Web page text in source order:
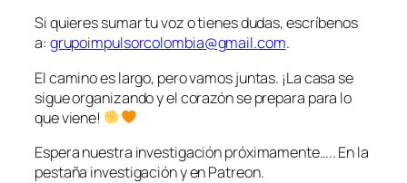
Si quieres sumar tu voz o tienes dudas, escríbenos
a: grupoimpulsorcolombia@gmail.com.
El camino es largo, pero vamos juntas. ¡La casa se
sigue organizando y el corazón se prepara para lo
que viene!
Espera nuestra investigación próximamente….. En la
pestaña investigación y en Patreon.